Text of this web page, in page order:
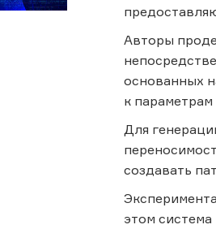
Авторы
основанных
к
Для
создавать
этом